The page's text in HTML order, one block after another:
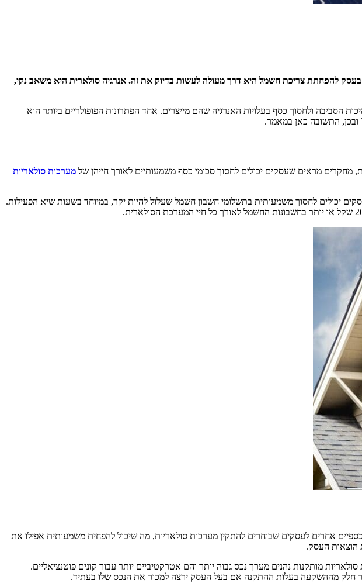
להפחתת צריכת חשמל היא דרך מעולה לעשות בדיוק את זה. אנרגיה סולארית היא משאב נקי,
ולחסוך כסף בעלויות האנרגיה שהם מייצרים. אחד הפתרונות הפופולריים ביותר הוא
התשובה כאן במאמר.
מראים שעסקים יכולים לחסוך סכומי כסף משמעותיים לאורך חייהן של מערכות סולאריות
יכולים לחסוך משמעותית בתשלומי חשבון חשמל שעלול להיות יקר, במיוחד בשעות שיא הפעילות.
אחרים לעסקים שבוחרים להתקין מערכות סולאריות, מה שיכול להפחית משמעותית אפילו את
הוצאות העסק.
מותקנות נהנים מערך נכס גבוה יותר והם אטרקטיביים יותר עבור קונים פוטנציאליים.
חלק מההשקעה בעלות ההתקנה אם בעל העסק ירצה למכור את הנכס שלו בעתיד.